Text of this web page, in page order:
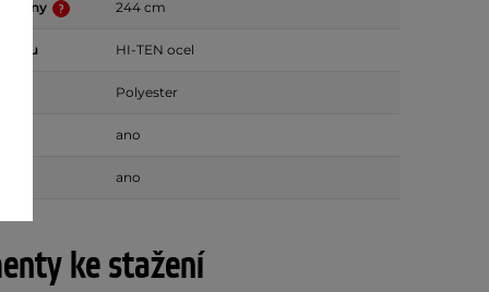
244 cm
stanu HI-TEN ocel
Polyester
ano
ano
ke stažení